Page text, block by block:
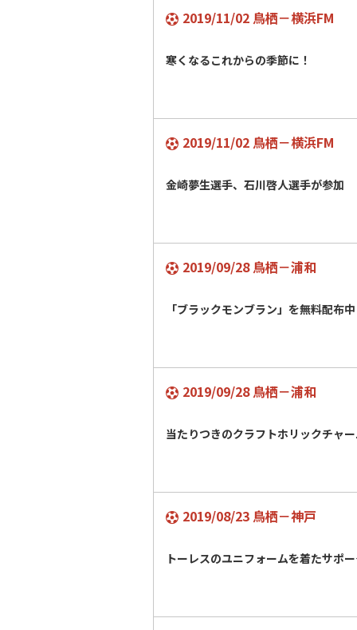
2019/11/02 鳥栖－横浜FM
寒くなるこれからの季節に！
2019/11/02 鳥栖－横浜FM
金崎夢生選手、石川啓人選手が参加
2019/09/28 鳥栖－浦和
「ブラックモンブラン」を無料配布
2019/09/28 鳥栖－浦和
当たりつきのクラフトホリックチャ
2019/08/23 鳥栖－神戸
トーレスのユニフォームを着たサポ